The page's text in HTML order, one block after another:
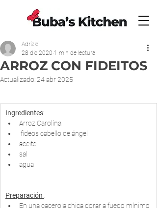
ARROZ CON FIDEITOS
Adrizlei
28 dic 2020 1 min de lectura
Actualizado:24 abr 2025
Ingredientes:
Arroz Carolina
fideos cabello de ángel
aceite
sal
agua
Preparación :
En una cacerola chica dorar a fuego mínimo